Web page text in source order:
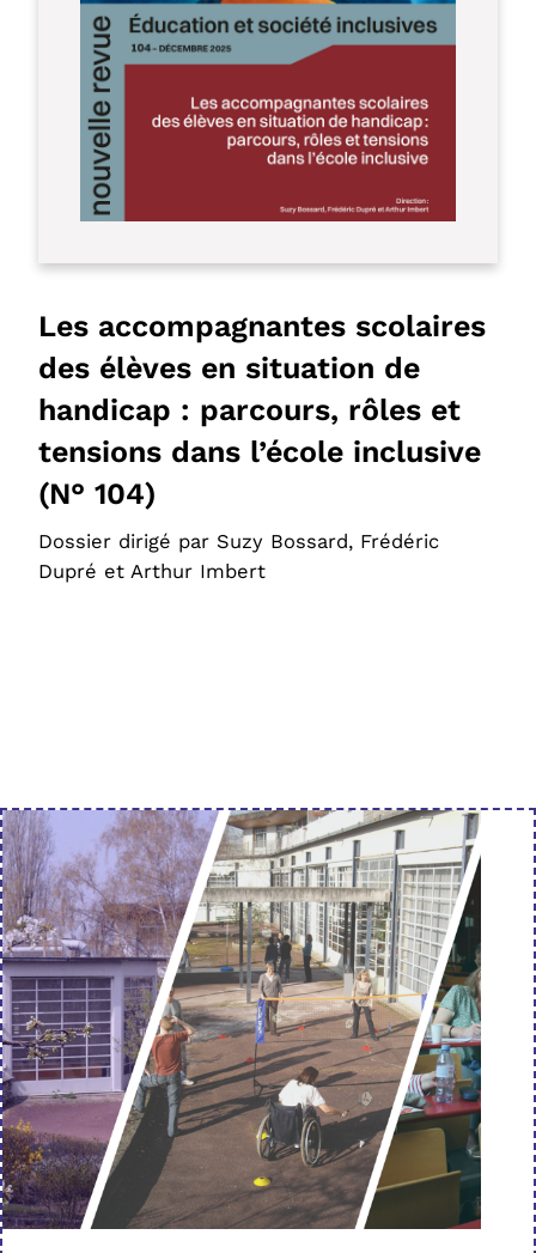
Les accompagnantes scolaires
des élèves en situation de
handicap : parcours, rôles et
tensions dans l’école inclusive
(N° 104)
Dossier dirigé par Suzy Bossard, Frédéric
Dupré et Arthur Imbert